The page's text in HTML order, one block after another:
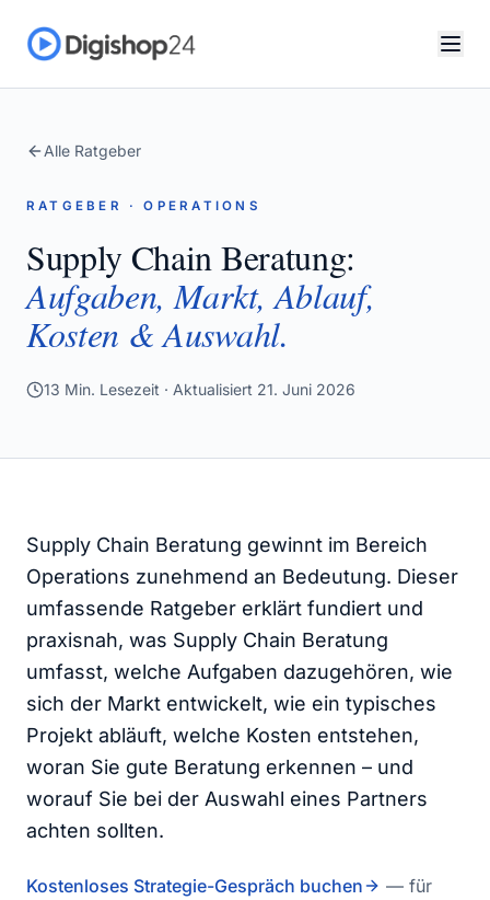
Alle Ratgeber
RATGEBER · OPERATIONS
Supply Chain Beratung:
Aufgaben, Markt, Ablauf,
Kosten & Auswahl.
13 Min. Lesezeit · Aktualisiert 21. Juni 2026
Supply Chain Beratung gewinnt im Bereich
Operations zunehmend an Bedeutung. Dieser
umfassende Ratgeber erklärt fundiert und
praxisnah, was Supply Chain Beratung
umfasst, welche Aufgaben dazugehören, wie
sich der Markt entwickelt, wie ein typisches
Projekt abläuft, welche Kosten entstehen,
woran Sie gute Beratung erkennen – und
worauf Sie bei der Auswahl eines Partners
achten sollten.
Kostenloses Strategie-Gespräch buchen
— für